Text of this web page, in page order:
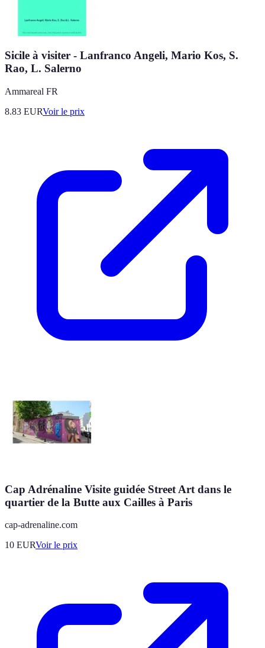
Sicile à visiter - Lanfranco Angeli, Mario Kos, S.
Rao, L. Salerno
Ammareal FR
8.83 EURVoir le prix
Cap Adrénaline Visite guidée Street Art dans le
quartier de la Butte aux Cailles à Paris
cap-adrenaline.com
10 EURVoir le prix